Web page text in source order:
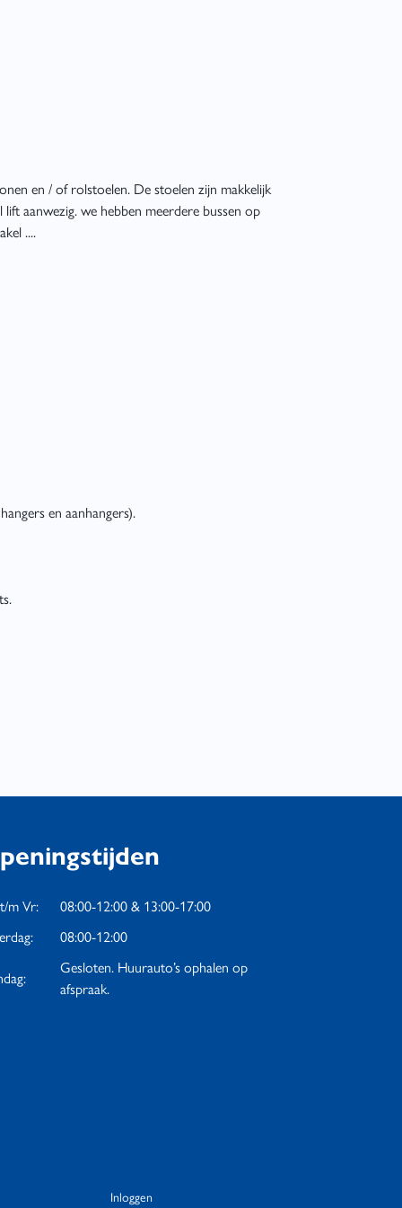
en / of rolstoelen. De stoelen zijn makkelijk
aanwezig. we hebben meerdere bussen op
....
en aanhangers).
m Vr:
08:00-12:00 & 13:00-17:00
08:00-12:00
Gesloten. Huurauto’s ophalen op
afspraak.
Inloggen